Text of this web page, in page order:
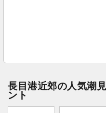
長目港近郊の人気潮
ント